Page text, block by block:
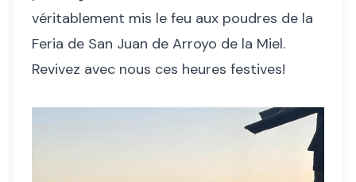
véritablement mis le feu aux poudres de la
Feria de San Juan de Arroyo de la Miel.
Revivez avec nous ces heures festives!